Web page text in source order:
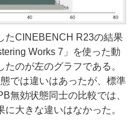
CINEBENCH R23の結果
Works 7」を使った動
のが左のグラフである。
では違いはあったが、標準
無効状態同士の比較では、
大きな違いはなかった。